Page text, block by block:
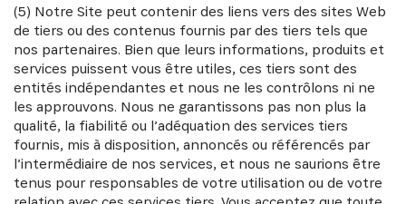
S'INSCRIRE
(5) Notre Site peut contenir des liens vers des sites Web
de tiers ou des contenus fournis par des tiers tels que
nos partenaires. Bien que leurs informations, produits et
services puissent vous être utiles, ces tiers sont des
entités indépendantes et nous ne les contrôlons ni ne
les approuvons. Nous ne garantissons pas non plus la
qualité, la fiabilité ou l’adéquation des services tiers
fournis, mis à disposition, annoncés ou référencés par
l’intermédiaire de nos services, et nous ne saurions être
tenus pour responsables de votre utilisation ou de votre